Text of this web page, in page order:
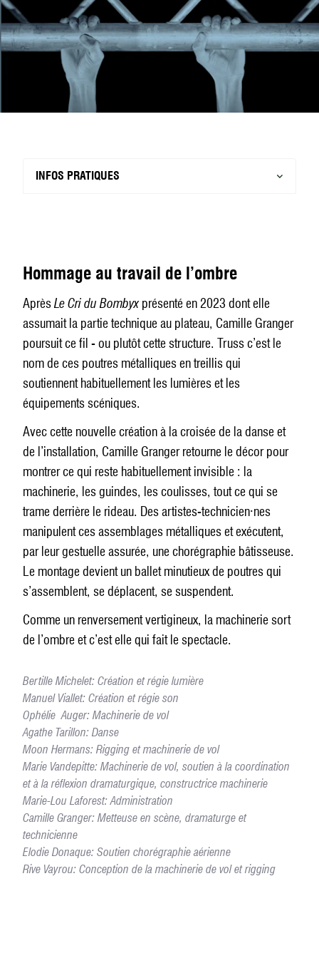
Hommage au travail de l’ombre
AprèsLe Cri du Bombyxprésenté en 2023 dont elle
assumait la partie technique au plateau, Camille Granger
poursuit ce fil - ou plutôt cette structure. Truss c’est le
nom de ces poutres métalliques en treillis qui
soutiennent habituellement les lumières et les
équipements scéniques.
Avec cette nouvelle création à la croisée de la danse et
de l’installation, Camille Granger retourne le décor pour
montrer ce qui reste habituellement invisible : la
machinerie, les guindes, les coulisses, tout ce qui se
trame derrière le rideau. Des artistes-technicien·nes
manipulent ces assemblages métalliques et exécutent,
par leur gestuelle assurée, une chorégraphie bâtisseuse.
Le montage devient un ballet minutieux de poutres qui
s’assemblent, se déplacent, se suspendent.
Comme un renversement vertigineux, la machinerie sort
de l’ombre et c’est elle qui fait le spectacle.
Bertille Michelet: Création et régie lumière
Manuel Viallet: Création et régie son
Ophélie Auger: Machinerie de vol
Agathe Tarillon: Danse
Moon Hermans: Rigging et machinerie de vol
Marie Vandepitte: Machinerie de vol, soutien à la coordination
et à la réflexion dramaturgique, constructrice machinerie
Marie-Lou Laforest: Administration
Camille Granger: Metteuse en scène, dramaturge et
technicienne
Elodie Donaque: Soutien chorégraphie aérienne
Rive Vayrou: Conception de la machinerie de vol et rigging
INFOS PRATIQUES